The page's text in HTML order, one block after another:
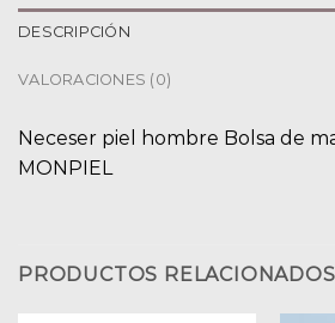
DESCRIPCIÓN
VALORACIONES (0)
Neceser piel hombre Bolsa de
MONPIEL
PRODUCTOS RELACIONADOS